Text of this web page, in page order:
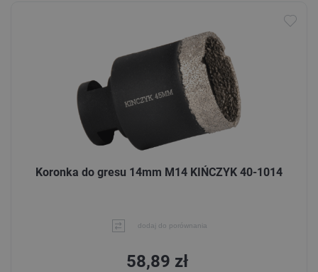
Koronka do gresu 14mm M14 KIŃCZYK 40-1014
dodaj do porównania
58,89 zł